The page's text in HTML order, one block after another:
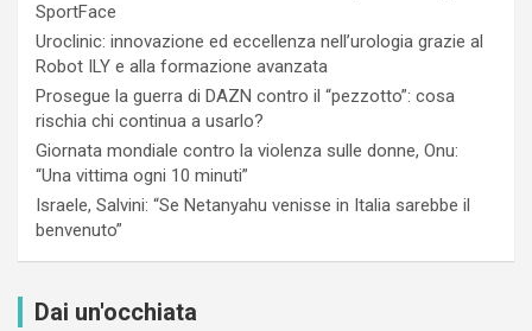
SportFace
Uroclinic: innovazione ed eccellenza nell’urologia grazie al
Robot ILY e alla formazione avanzata
Prosegue la guerra di DAZN contro il “pezzotto”: cosa
rischia chi continua a usarlo?
Giornata mondiale contro la violenza sulle donne, Onu:
“Una vittima ogni 10 minuti”
Israele, Salvini: “Se Netanyahu venisse in Italia sarebbe il
benvenuto”
Dai un'occhiata